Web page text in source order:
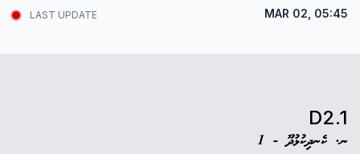
LAST UPDATE MAR 02, 05:45
D2.1
ނ. ކެނދިކުޅުދޫ - 1